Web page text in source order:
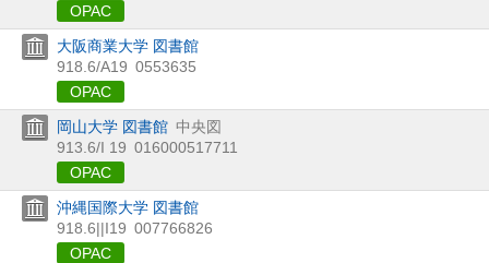
OPAC
大阪商業大学 図書館
918.6/A19 0553635
OPAC
岡山大学 図書館 中央図
913.6/I 19 016000517711
OPAC
沖縄国際大学 図書館
918.6||I19 007766826
OPAC